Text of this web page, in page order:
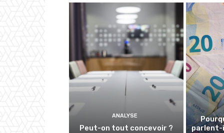
ANALYSE
Peut-on tout concevoir ?
parlent-